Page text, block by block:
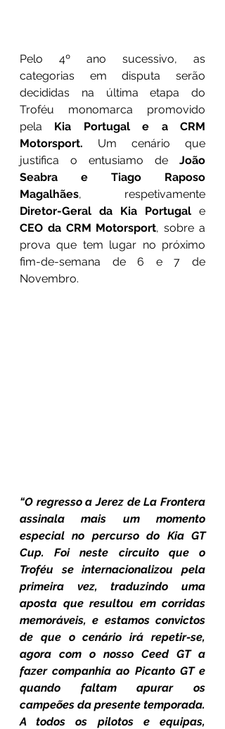
Pelo 4º ano sucessivo, as
categorias em disputa serão
decididas na última etapa do
Troféu monomarca promovido
pela Kia Portugal e a CRM
Motorsport. Um cenário que
justifica o entusiamo de João
Seabra e Tiago Raposo
Magalhães
Diretor-Geral da Kia Portugal
CEO da CRM Motorsport, sobre a
prova que tem lugar no próximo
fim-de-semana de 6 e 7 de
Novembro.
“O regresso a Jerez de La Frontera
assinala mais um momento
especial no percurso do Kia GT
Cup. Foi neste circuito que o
Troféu se internacionalizou pela
primeira vez, traduzindo uma
aposta que resultou em corridas
memoráveis, e estamos convictos
de que o cenário irá repetir-se,
agora com o nosso Ceed GT a
fazer companhia ao Picanto GT e
quando faltam apurar os
campeões da presente temporada.
A todos os pilotos e equipas,